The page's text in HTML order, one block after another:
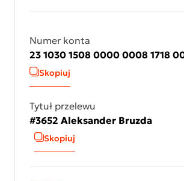
Numer konta
23 1030 1508 0000 0008 1718
Skopiuj
Tytuł przelewu
#3652 Aleksander Bruzda
Skopiuj